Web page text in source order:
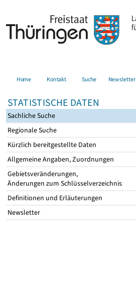
Home Kontakt Suche Newsletter
STATISTISCHE DATEN
Sachliche Suche
Regionale Suche
Kürzlich bereitgestellte Daten
Allgemeine Angaben, Zuordnungen
Gebietsveränderungen,
Änderungen zum Schlüsselverzeichnis
Definitionen und Erläuterungen
Newsletter